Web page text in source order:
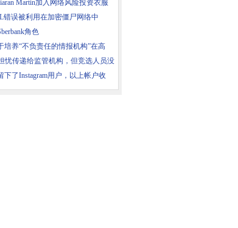
Martin加入网络风险投资衣服
错误被利用在加密僵尸网络中
角色
培养“不负责任的情报机构”在高
忧传递给监管机构，但竞选人员没
下了Instagram用户，以上帐户收